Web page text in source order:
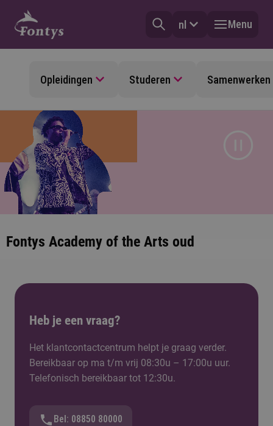
nl Menu
Opleidingen Studeren Samenwerken
Fontys Academy of the Arts oud
Heb je een vraag?
Het klantcontactcentrum helpt je graag verder.
Bereikbaar op ma t/m vrij 08:30u – 17:00u uur.
Telefonisch bereikbaar tot 12:30u.
Bel: 08850 80000